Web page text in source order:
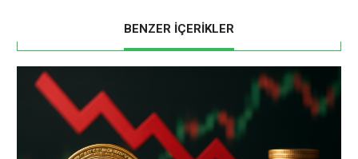
BENZER İÇERİKLER